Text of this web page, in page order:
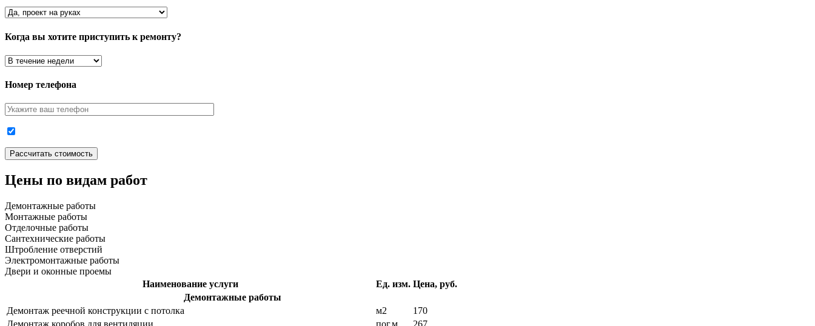
Когда вы хотите приступить к ремонту?
Номер телефона
Цены по видам работ
Демонтажные работы
Монтажные работы
Отделочные работы
Сантехнические работы
Штробление отверстий
Электромонтажные работы
Двери и оконные проемы
Наименование услуги
Ед. изм. Цена, руб.
Демонтажные работы
Демонтаж реечной конструкции с потолка
м2
170